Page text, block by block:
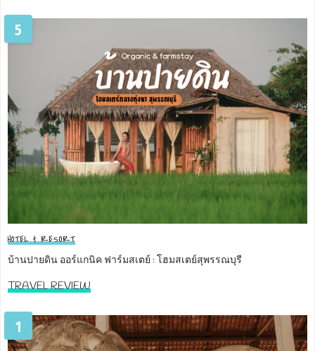
5
HOTEL & RESORT
บ้านปายดิน ออร์แกนิค ฟาร์มสเตย์ : โฮมสเตย์สุพรรณบุรี
TRAVEL REVIEW
1